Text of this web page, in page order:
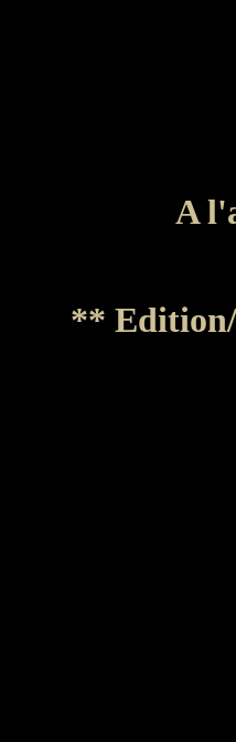
A
** Edition/